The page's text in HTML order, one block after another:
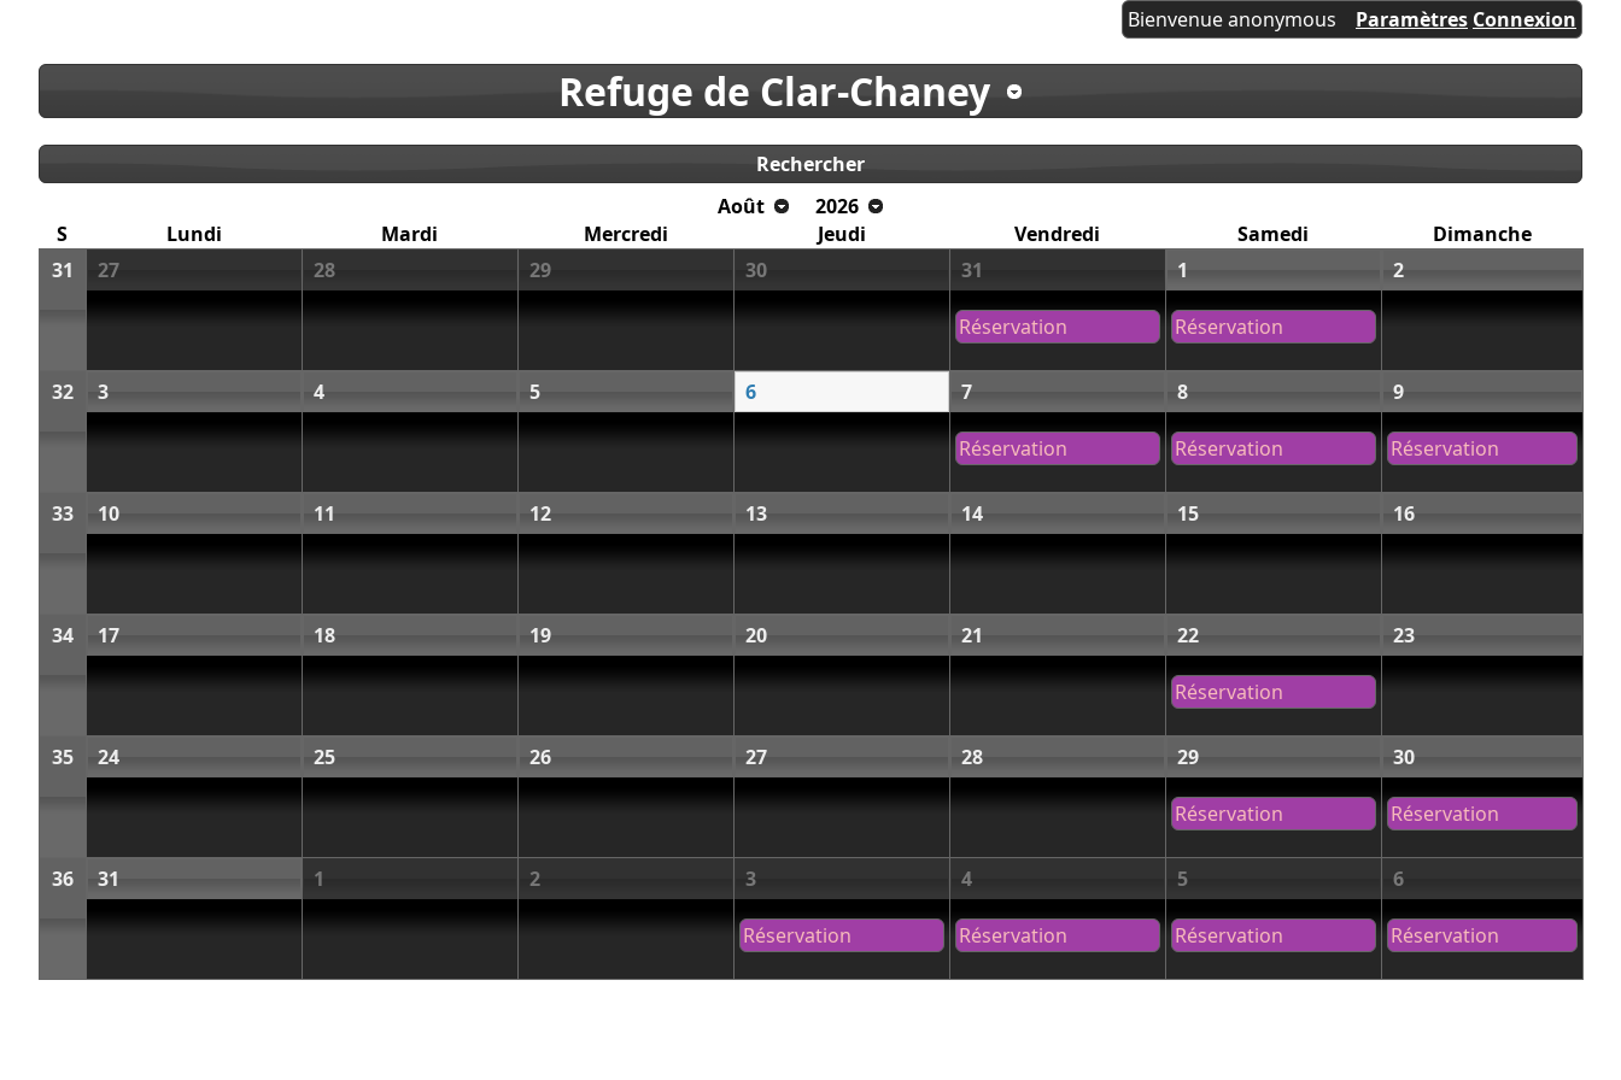
Bienvenue anonymous Paramètres Connexion
Refuge de Clar-Chaney
Rechercher
Août
2026
S
Lundi Mardi Mercredi Jeudi Vendredi Samedi
Dimanche
31
27 28 29 30 31
Réservation
1
Réservation
2
32 3 4 5 6 7
Réservation
8
Réservation
9
Réservation
33 10 11 12 13 14 15 16
34 17 18 19 20 21 22
Réservation
23
35 24 25 26 27 28 29
Réservation
30
Réservation
36 31 1 2 3
Réservation
4
Réservation
5
Réservation
6
Réservation